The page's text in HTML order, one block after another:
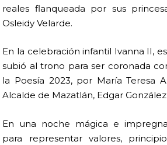
reales flanqueada por sus
Osleidy Velarde.
En la celebración infantil Ivanna II,
subió al trono para ser coronada
la Poesía 2023, por María Teresa
Alcalde de Mazatlán, Edgar
En una noche mágica e
para representar valores,